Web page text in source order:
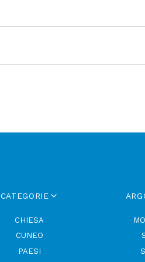
CATEGORIE
CHIESA
CUNEO
PAESI